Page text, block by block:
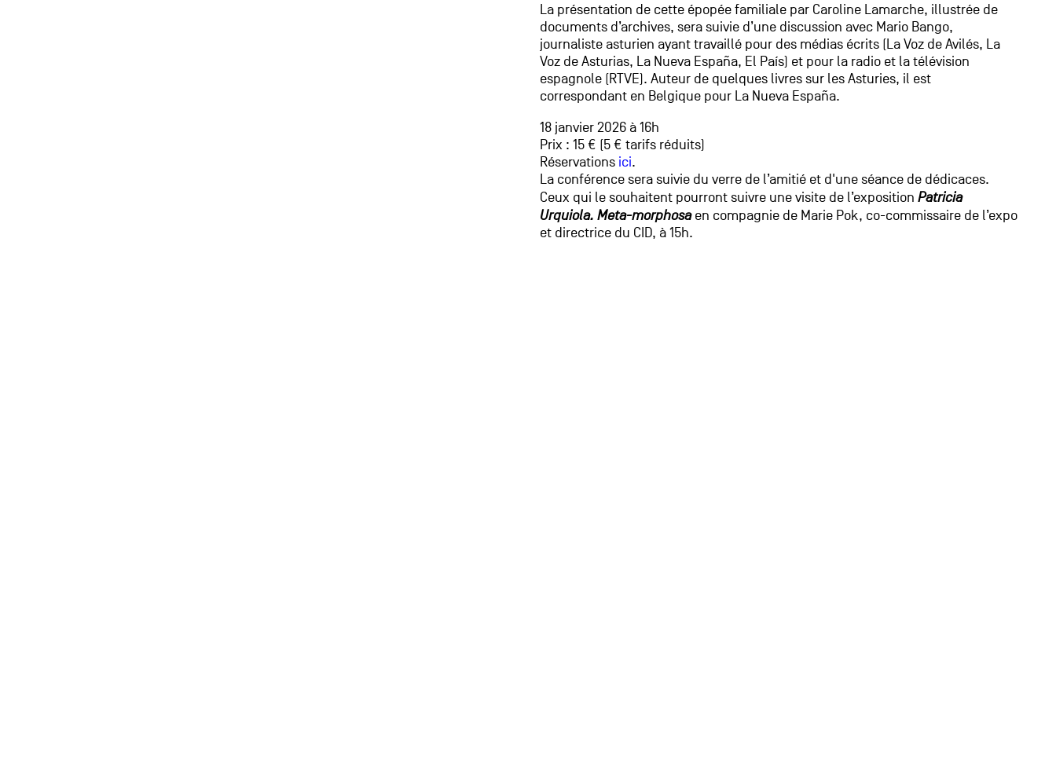
La présentation de cette épopée familiale par Caroline Lamarche, illustrée de
documents d’archives, sera suivie d’une discussion avec Mario Bango,
journaliste asturien ayant travaillé pour des médias écrits (La Voz de Avilés, La
Voz de Asturias, La Nueva España, El País) et pour la radio et la télévision
espagnole (RTVE). Auteur de quelques livres sur les Asturies, il est
correspondant en Belgique pour La Nueva España.
18 janvier 2026 à 16h
Prix : 15 € (5 € tarifs réduits)
Réservations ici.
La conférence sera suivie du verre de l’amitié et d'une séance de dédicaces.
Ceux qui le souhaitent pourront suivre une visite de l’exposition Patricia
Urquiola. Meta-morphosaen compagnie de Marie Pok, co-commissaire de l’expo
et directrice du CID, à 15h.